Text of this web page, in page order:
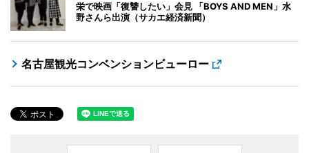
栄で映画「復讐したい」会見 「BOYS AND MEN」水
野さんら出演（サカエ経済新聞）
名古屋観光コンベンションビューロー